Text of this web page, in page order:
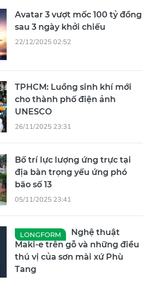
Avatar 3 vượt mốc 100 tỷ đồng
sau 3 ngày khởi chiếu
22/12/2025 02:52
TPHCM: Luồng sinh khí mới
cho thành phố điện ảnh
UNESCO
26/11/2025 23:31
Bố trí lực lượng ứng trực tại
địa bàn trọng yếu ứng phó
bão số 13
05/11/2025 23:41
LONGFORM
Nghệ thuật
Maki-e trên gỗ và những điều
thú vị của sơn mài xứ Phù
Tang